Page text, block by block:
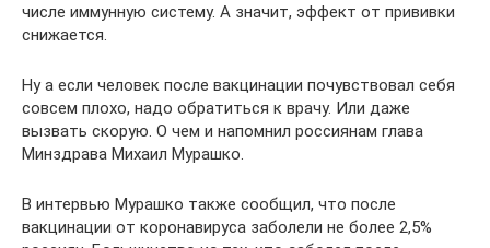
числе иммунную систему. А значит, эффект от прививки
снижается.
Ну а если человек после вакцинации почувствовал себя
совсем плохо, надо обратиться к врачу. Или даже
вызвать скорую. О чем и напомнил россиянам глава
Минздрава Михаил Мурашко.
В интервью Мурашко также сообщил, что после
вакцинации от коронавируса заболели не более 2,5%